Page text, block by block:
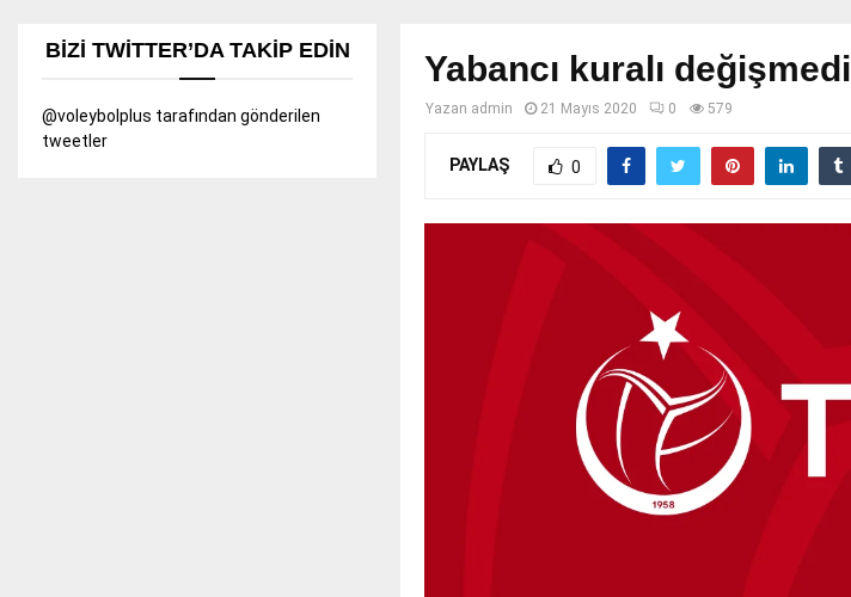
Yabancı kuralı değişmedi
Yazan admin 21 Mayıs 2020 0 579
PAYLAŞ 0
BIZI TWITTER’DA TAKIP EDIN
@voleybolplus tarafından gönderilen
tweetler